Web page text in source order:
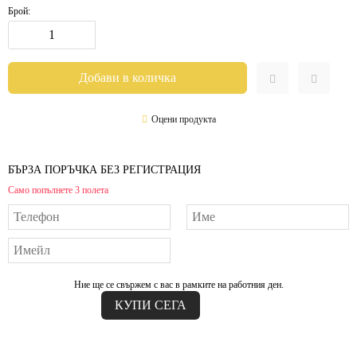
Брой:
Оцени продукта
БЪРЗА ПОРЪЧКА БЕЗ РЕГИСТРАЦИЯ
Само попълнете 3 полета
Ние ще се свържем с вас в рамките на работния ден.